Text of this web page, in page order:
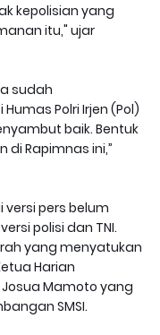
kepolisian yang
itu," ujar
sudah
Polri Irjen (Pol)
baik. Bentuk
Rapimnas ini,”
pers belum
polisi dan TNI.
yang menyatukan
Harian
Josua Mamoto yang
SMSI.